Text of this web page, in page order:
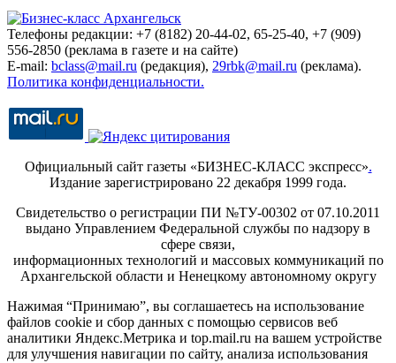
Телефоны редакции: +7 (8182) 20-44-02, 65-25-40, +7 (909)
556-2850 (реклама в газете и на сайте)
E-mail: bclass@mail.ru (редакция), 29rbk@mail.ru (реклама).
Политика конфиденциальности.
Официальный сайт газеты «БИЗНЕС-КЛАСС экспресс».
Издание зарегистрировано 22 декабря 1999 года.
Свидетельство о регистрации ПИ №ТУ-00302 от 07.10.2011
выдано Управлением Федеральной службы по надзору в
сфере связи,
информационных технологий и массовых коммуникаций по
Архангельской области и Ненецкому автономному округу
Нажимая “Принимаю”, вы соглашаетесь на использование
файлов cookie и сбор данных с помощью сервисов веб
аналитики Яндекс.Метрика и top.mail.ru на вашем устройстве
для улучшения навигации по сайту, анализа использования